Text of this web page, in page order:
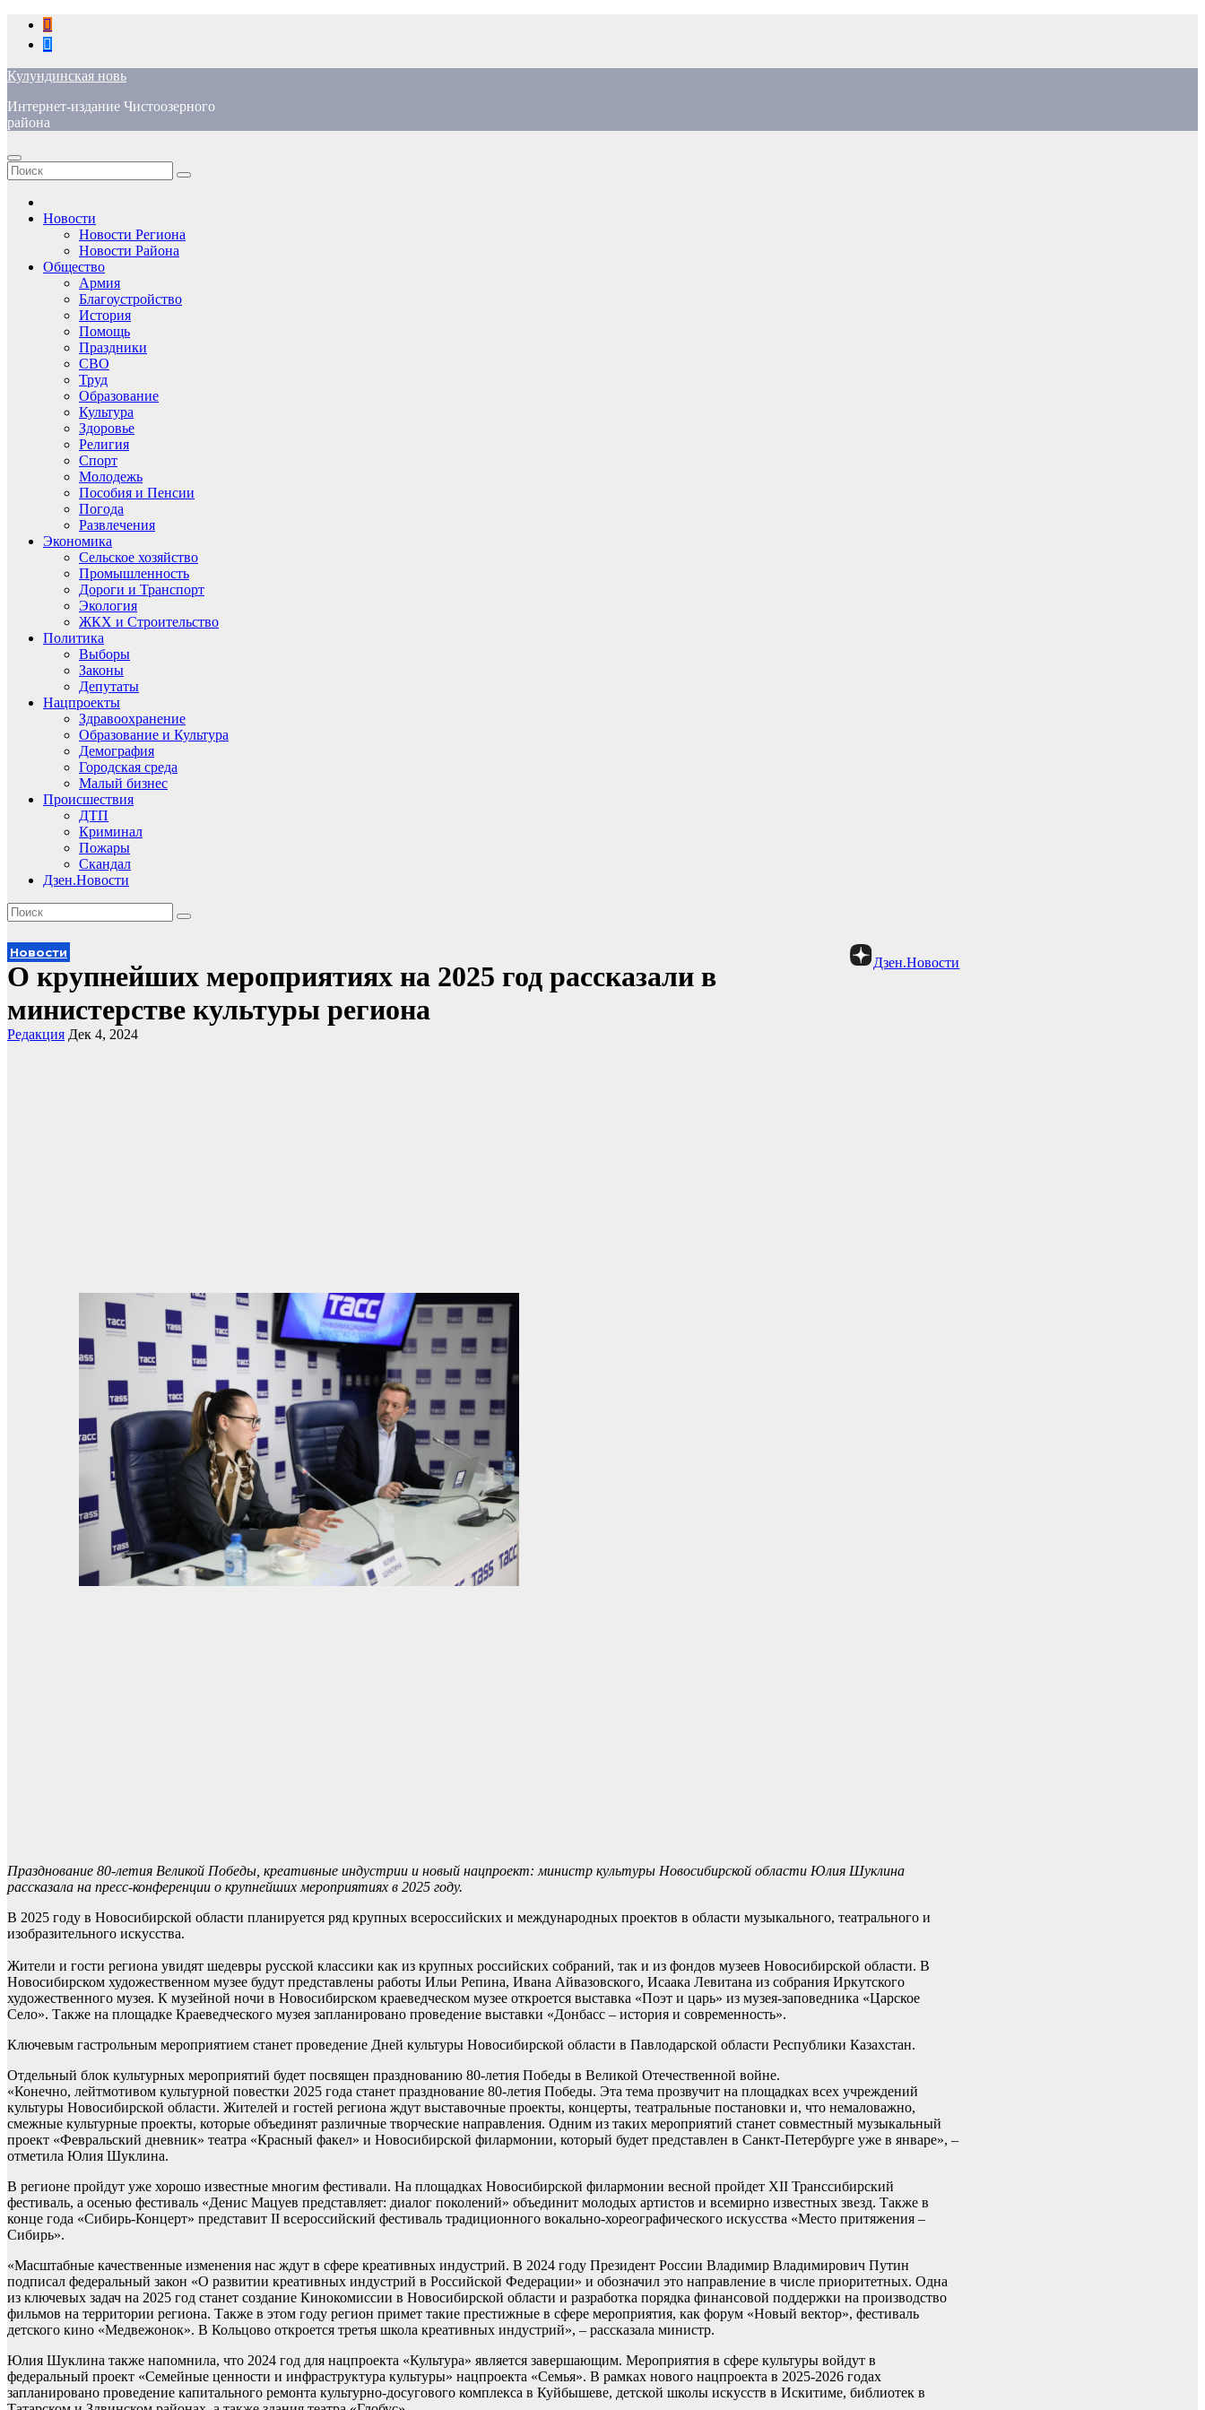
Перейти
содержимому
Кулундинская новь
Интернет-издание Чистоозерного
района
Новости
Новости Региона
Новости Района
Общество
Армия
Благоустройство
История
Помощь
Праздники
СВО
Труд
Образование
Культура
Здоровье
Религия
Спорт
Молодежь
Пособия и Пенсии
Погода
Развлечения
Экономика
Сельское хозяйство
Промышленность
Дороги и Транспорт
Экология
ЖКХ и Строительство
Политика
Выборы
Законы
Депутаты
Нацпроекты
Здравоохранение
Образование и Культура
Демография
Городская среда
Малый бизнес
Происшествия
ДТП
Криминал
Пожары
Скандал
Дзен.Новости
Дзен.Новости
Новости
О крупнейших мероприятиях на 2025 год рассказали в
министерстве культуры региона
Редакция Дек 4, 2024
Празднование 80-летия Великой Победы, креативные индустрии и новый нацпроект: министр культуры Новосибирской области Юлия Шуклина
рассказала на пресс-конференции о крупнейших мероприятиях в 2025 году.
В 2025 году в Новосибирской области планируется ряд крупных всероссийских и международных проектов в области музыкального, театрального и
изобразительного искусства.
Жители и гости региона увидят шедевры русской классики как из крупных российских собраний, так и из фондов музеев Новосибирской области. В
Новосибирском художественном музее будут представлены работы Ильи Репина, Ивана Айвазовского, Исаака Левитана из собрания Иркутского
художественного музея. К музейной ночи в Новосибирском краеведческом музее откроется выставка «Поэт и царь» из музея-заповедника «Царское
Село». Также на площадке Краеведческого музея запланировано проведение выставки «Донбасс – история и современность».
Ключевым гастрольным мероприятием станет проведение Дней культуры Новосибирской области в Павлодарской области Республики Казахстан.
Отдельный блок культурных мероприятий будет посвящен празднованию 80-летия Победы в Великой Отечественной войне.
«Конечно, лейтмотивом культурной повестки 2025 года станет празднование 80-летия Победы. Эта тема прозвучит на площадках всех учреждений
культуры Новосибирской области. Жителей и гостей региона ждут выставочные проекты, концерты, театральные постановки и, что немаловажно,
смежные культурные проекты, которые объединят различные творческие направления. Одним из таких мероприятий станет совместный музыкальный
проект «Февральский дневник» театра «Красный факел» и Новосибирской филармонии, который будет представлен в Санкт-Петербурге уже в январе», –
отметила Юлия Шуклина.
В регионе пройдут уже хорошо известные многим фестивали. На площадках Новосибирской филармонии весной пройдет XII Транссибирский
фестиваль, а осенью фестиваль «Денис Мацуев представляет: диалог поколений» объединит молодых артистов и всемирно известных звезд. Также в
конце года «Сибирь-Концерт» представит II всероссийский фестиваль традиционного вокально-хореографического искусства «Место притяжения –
Сибирь».
«Масштабные качественные изменения нас ждут в сфере креативных индустрий. В 2024 году Президент России Владимир Владимирович Путин
подписал федеральный закон «О развитии креативных индустрий в Российской Федерации» и обозначил это направление в числе приоритетных. Одна
из ключевых задач на 2025 год станет создание Кинокомиссии в Новосибирской области и разработка порядка финансовой поддержки на производство
фильмов на территории региона. Также в этом году регион примет такие престижные в сфере мероприятия, как форум «Новый вектор», фестиваль
детского кино «Медвежонок». В Кольцово откроется третья школа креативных индустрий», – рассказала министр.
Юлия Шуклина также напомнила, что 2024 год для нацпроекта «Культура» является завершающим. Мероприятия в сфере культуры войдут в
федеральный проект «Семейные ценности и инфраструктура культуры» нацпроекта «Семья». В рамках нового нацпроекта в 2025-2026 годах
запланировано проведение капитального ремонта культурно-досугового комплекса в Куйбышеве, детской школы искусств в Искитиме, библиотек в